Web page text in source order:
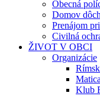
Obecná
Domov
Prenájom
Civilná
ŽIVOT V OBCI
Organizácie
Klub